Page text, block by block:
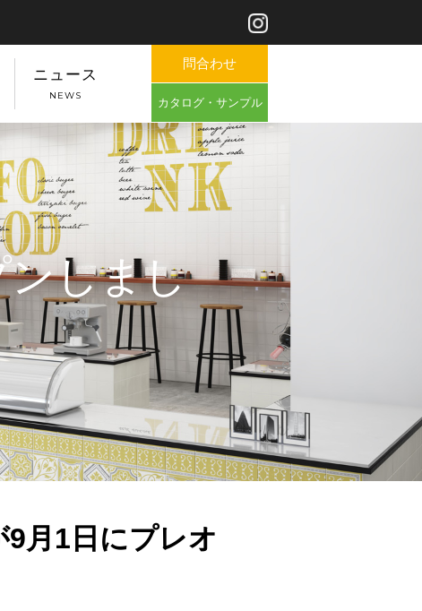
ニュース
NEWS
問合わせ
カタログ・サンプル
ンしまし
月1日にプレオ